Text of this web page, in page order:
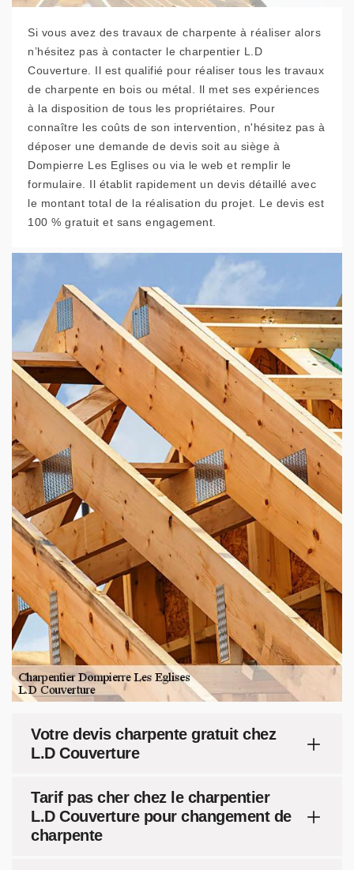
Si vous avez des travaux de charpente à réaliser alors
n’hésitez pas à contacter le charpentier L.D
Couverture. Il est qualifié pour réaliser tous les travaux
de charpente en bois ou métal. Il met ses expériences
à la disposition de tous les propriétaires. Pour
connaître les coûts de son intervention, n'hésitez pas à
déposer une demande de devis soit au siège à
Dompierre Les Eglises ou via le web et remplir le
formulaire. Il établit rapidement un devis détaillé avec
le montant total de la réalisation du projet. Le devis est
100 % gratuit et sans engagement.
Votre devis charpente gratuit chez
L.D Couverture
Tarif pas cher chez le charpentier
L.D Couverture pour changement de
charpente